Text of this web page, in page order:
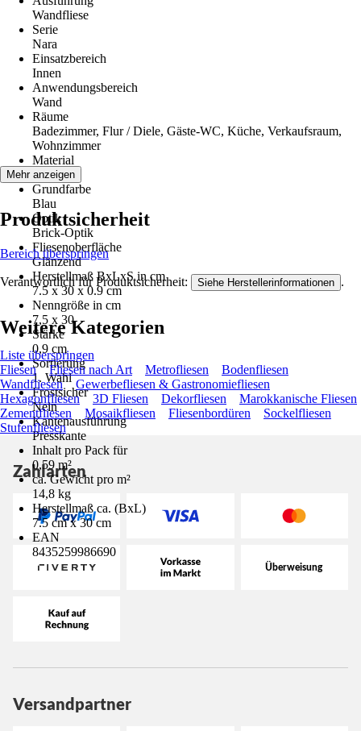
Wandfliese
Serie
Nara
Einsatzbereich
Innen
Anwendungsbereich
Wand
Räume
Badezimmer, Flur / Diele, Gäste-WC, Küche, Verkaufsraum,
Wohnzimmer
Material
Steingut
Grundfarbe
Blau
Optik
Brick-Optik
Fliesenoberfläche
Glänzend
Herstellmaß BxLxS in cm
7.5 x 30 x 0.9 cm
Nenngröße in cm
7,5 x 30
Stärke
0,9 cm
Sortierung
1. Wahl
Frostsicher
Nein
Kantenausführung
Presskante
Inhalt pro Pack für
0,59 m²
ca. Gewicht pro m²
14,8 kg
Herstellmaß ca. (BxL)
7.5 cm x 30 cm
EAN
8435259986690
Mehr anzeigen
Produktsicherheit
Bereich überspringen
Verantwortlich für Produktsicherheit: Siehe Herstellerinformationen .
Weitere Kategorien
Liste überspringen
Fliesen
Fliesen nach Art Metrofliesen
Bodenfliesen
Wandfliesen
Gewerbefliesen & Gastronomiefliesen
Hexagonfliesen
3D Fliesen Dekorfliesen
Marokkanische Fliesen
Zementfliesen
Mosaikfliesen Fliesenbordüren
Sockelfliesen
Stufenfliesen
Zahlarten
Versandpartner